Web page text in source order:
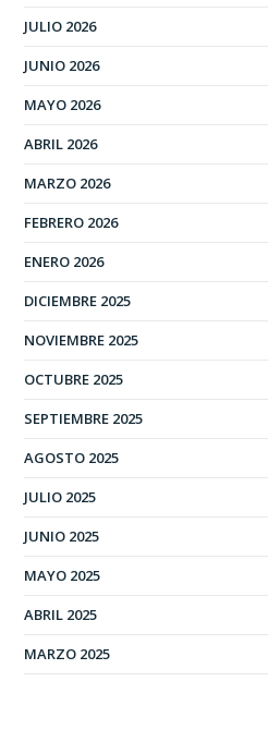
JULIO 2026
JUNIO 2026
MAYO 2026
ABRIL 2026
MARZO 2026
FEBRERO 2026
ENERO 2026
DICIEMBRE 2025
NOVIEMBRE 2025
OCTUBRE 2025
SEPTIEMBRE 2025
AGOSTO 2025
JULIO 2025
JUNIO 2025
MAYO 2025
ABRIL 2025
MARZO 2025